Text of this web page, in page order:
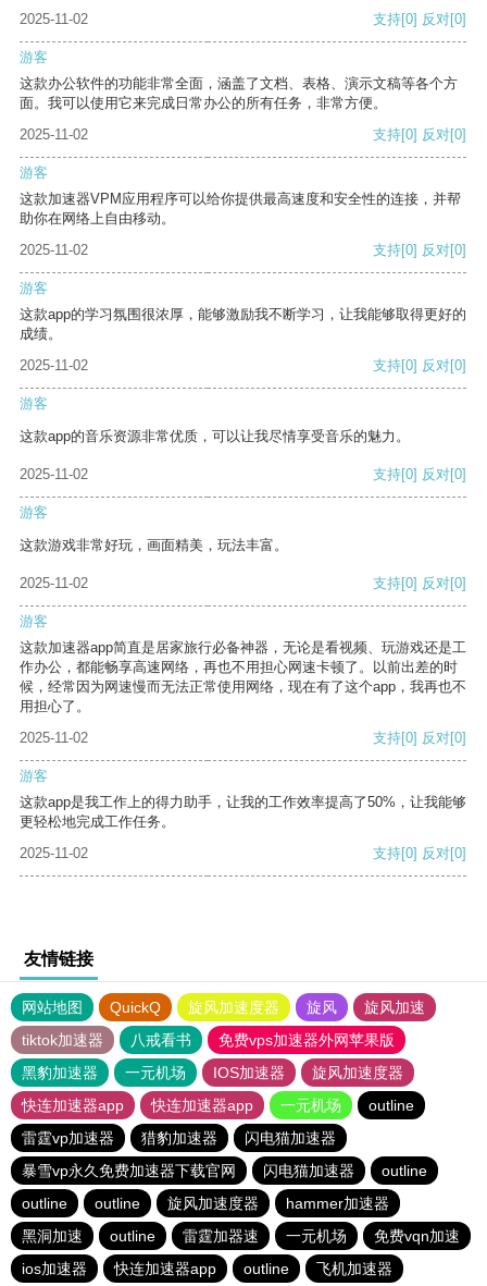
2025-11-02
支持[0] 反对[0]
游客
这款办公软件的功能非常全面，涵盖了文档、表格、演示文稿等各个方
面。我可以使用它来完成日常办公的所有任务，非常方便。
2025-11-02
支持[0] 反对[0]
游客
这款加速器VPM应用程序可以给你提供最高速度和安全性的连接，并帮
助你在网络上自由移动。
2025-11-02
支持[0] 反对[0]
游客
这款app的学习氛围很浓厚，能够激励我不断学习，让我能够取得更好的
成绩。
2025-11-02
支持[0] 反对[0]
游客
这款app的音乐资源非常优质，可以让我尽情享受音乐的魅力。
2025-11-02 支持[0] 反对[0]
游客
这款游戏非常好玩，画面精美，玩法丰富。
2025-11-02 支持[0] 反对[0]
游客
这款加速器app简直是居家旅行必备神器，无论是看视频、玩游戏还是工
作办公，都能畅享高速网络，再也不用担心网速卡顿了。以前出差的时
候，经常因为网速慢而无法正常使用网络，现在有了这个app，我再也不
用担心了。
2025-11-02
支持[0] 反对[0]
游客
这款app是我工作上的得力助手，让我的工作效率提高了50%，让我能够
更轻松地完成工作任务。
2025-11-02
支持[0] 反对[0]
友情链接
网站地图 QuickQ 旋风加速度器 旋风
旋风加速
tiktok加速器
八戒看书
免费vps加速器外网苹果版
黑豹加速器
一元机场 IOS加速器
旋风加速度器
快连加速器app
快连加速器app 一元机场
outline
雷霆vp加速器
猎豹加速器
闪电猫加速器
暴雪vp永久免费加速器下载官网
闪电猫加速器
outline
outline
outline 旋风加速度器
hammer加速器
黑洞加速
outline 雷霆加器速 一元机场
免费vqn加速
ios加速器
快连加速器app outline 飞机加速器